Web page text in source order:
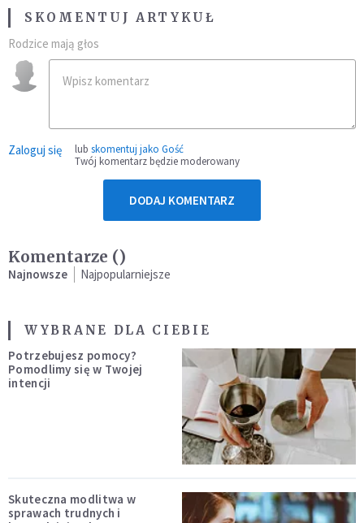
SKOMENTUJ ARTYKUŁ
Rodzice mają głos
Zaloguj się lub skomentuj jako Gość
Twój komentarz będzie moderowany
DODAJ KOMENTARZ
Komentarze ()
Najnowsze Najpopularniejsze
WYBRANE DLA CIEBIE
Potrzebujesz pomocy?
Pomodlimy się w Twojej
intencji
Skuteczna modlitwa w
sprawach trudnych i